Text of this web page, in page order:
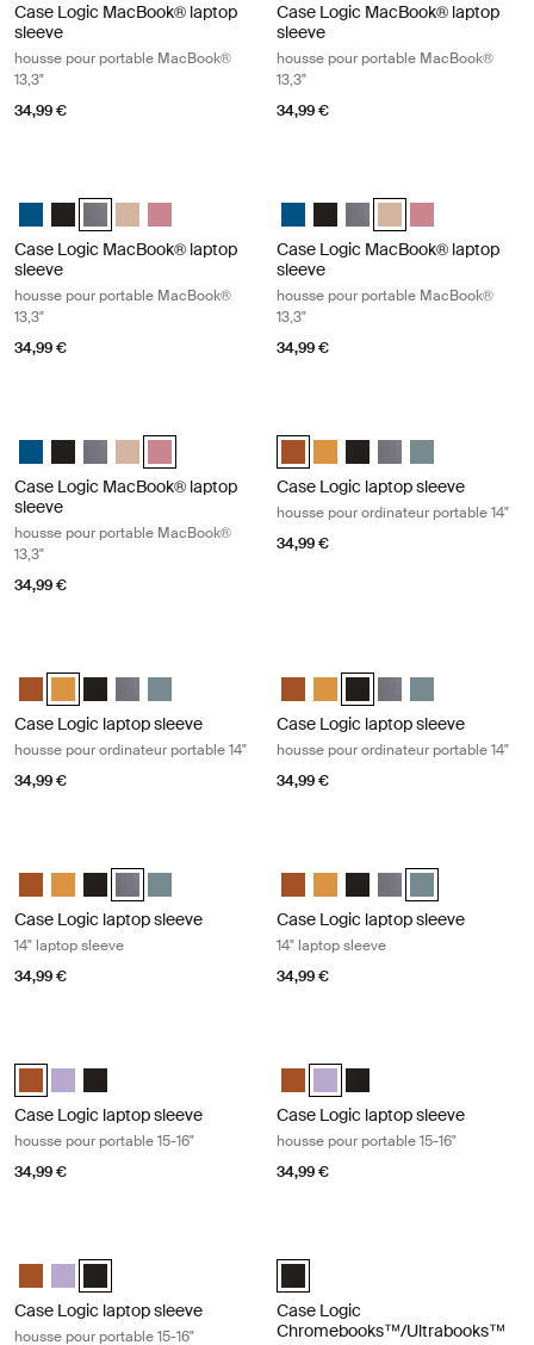
Case Logic MacBook® laptop
sleeve
housse pour portable MacBook®
13,3"
34,99 €
Case Logic MacBook® laptop
sleeve
housse pour portable MacBook®
13,3"
34,99 €
Case Logic 13.3" Laptop and MacBook Sleeve Dark Teal
Case Logic 13.3" Laptop and MacBook Sleeve Noir
Case Logic 13.3" Laptop and MacBook Sleeve Grahite
Case Logic 13.3" Laptop and MacBook Sleeve Beige
Case Logic 13.3" Laptop and MacBook Sleeve
Case Logic MacBook® laptop
sleeve
housse pour portable MacBook®
13,3"
34,99 €
Case Logic 13.3" Laptop and
Case Logic 13.3" Laptop and
Case Logic 13.3" Laptop
Case Logic 13.3"
Case Logic
Case Logic MacBook® laptop
sleeve
housse pour portable MacBook®
13,3"
34,99 €
Case Logic 13.3" Laptop and MacBook Sleeve Dark Teal
Case Logic 13.3" Laptop and MacBook Sleeve Noir
Case Logic 13.3" Laptop and MacBook Sleeve Grahite
Case Logic 13.3" Laptop and MacBook Sleeve Beige
Case Logic 13.3" Laptop and MacBook Sleeve
Case Logic MacBook® laptop
sleeve
housse pour portable MacBook®
13,3"
34,99 €
Case Logic 14" laptop sleeve
Case Logic 14" laptop sleeve
Case Logic 14" laptop
Case Logic 14"
Case Logic 14"
Case Logic laptop sleeve
housse pour ordinateur portable 14"
34,99 €
Case Logic 14" laptop sleeve Rustic Amber
Case Logic 14" laptop sleeve Buckthorn (selected)
Case Logic 14" laptop sleeve Noir
Case Logic 14" laptop sleeve Grahite
Case Logic 14" laptop sleeve Arona Blue
Case Logic laptop sleeve
housse pour ordinateur portable 14"
34,99 €
Case Logic 14" laptop sleeve
Case Logic 14" laptop sleeve
Case Logic 14" laptop
Case Logic 14"
Case Logic 14"
Case Logic laptop sleeve
housse pour ordinateur portable 14"
34,99 €
Case Logic 14" laptop sleeve Rustic Amber
Case Logic 14" laptop sleeve Buckthorn
Case Logic 14" laptop sleeve Noir
Case Logic 14" laptop sleeve Grahite (selected)
Case Logic 14" laptop sleeve Arona Blue
Case Logic laptop sleeve
14" laptop sleeve
34,99 €
Case Logic 14" laptop sleeve
Case Logic 14" laptop sleeve
Case Logic 14" laptop
Case Logic 14"
Case Logic 14"
Case Logic laptop sleeve
14" laptop sleeve
34,99 €
Case Logic 15-16" Laptop Sleeve Rustic Amber (selected)
Case Logic 15-16" Laptop Sleeve Lilac
Case Logic 15-16" Laptop Sleeve Noir
Case Logic laptop sleeve
housse pour portable 15-16"
34,99 €
Case Logic 15-16" Laptop
Case Logic 15-16" Laptop
Case Logic 15-16"
Case Logic laptop sleeve
housse pour portable 15-16"
34,99 €
Case Logic 15-16" Laptop Sleeve Rustic Amber
Case Logic 15-16" Laptop Sleeve Lilac
Case Logic 15-16" Laptop Sleeve Noir (selected)
Case Logic laptop sleeve
housse pour portable 15-16"
Case Logic 10-11.6"
Case Logic
Chromebooks™/Ultrabooks™